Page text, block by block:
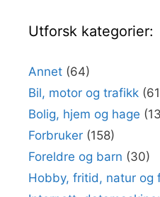
Utforsk kategorier:
Annet (64)
Bil, motor og trafikk
Bolig, hjem og hage
Forbruker (158)
Foreldre og barn (30)
Hobby, fritid, natur og